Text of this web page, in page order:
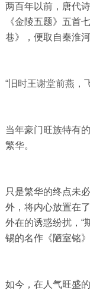
两百年以前，唐代
《金陵五题》五首
巷》，便取自秦淮河
“旧时王谢堂前燕，
当年豪门旺族特有
繁华。
只是繁华的终点未
外，将内心放置在
外在的诱惑纷扰，“
锡的名作《陋室铭
如今，在人气旺盛